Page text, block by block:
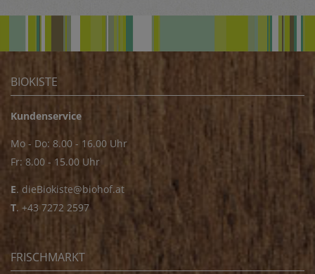
BIOKISTE
Kundenservice
Mo - Do: 8.00 - 16.00 Uhr
Fr: 8.00 - 15.00 Uhr
E. dieBiokiste@biohof.at
T. +43 7272 2597
FRISCHMARKT